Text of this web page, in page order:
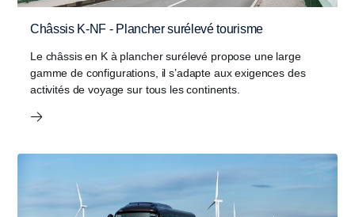
Châssis K-NF - Plancher surélevé tourisme
Le châssis en K à plancher surélevé propose une large
gamme de configurations, il s’adapte aux exigences des
activités de voyage sur tous les continents.